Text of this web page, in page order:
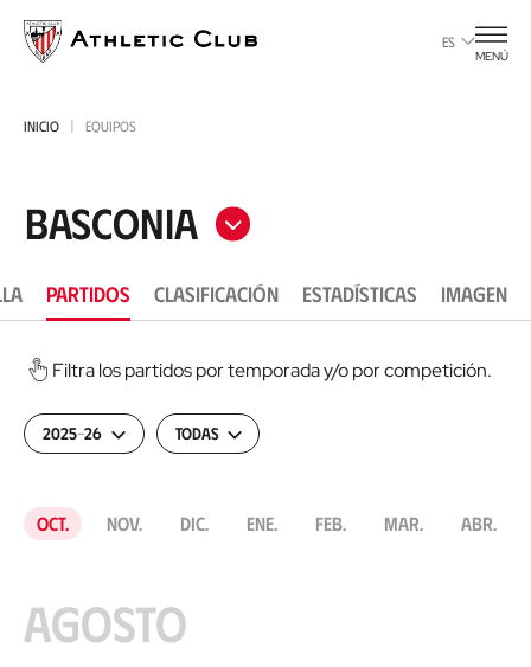
contenido
ES
MENÚ
INICIO EQUIPOS
Basconia
PARTIDOS CLASIFICACIÓN ESTADÍSTICAS IMAGEN
Filtra los partidos por temporada y/o por competición.
2025-26 Todas
oct. nov. dic. ene. feb. mar. abr.
AGOSTO